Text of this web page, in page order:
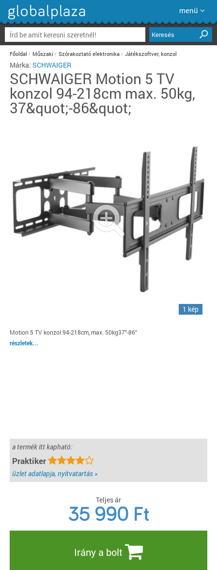
menü
Keresés
Főoldal Műszaki Szórakoztató elektronika Játékszoftver, konzol
Márka: SCHWAIGER
SCHWAIGER Motion 5 TV
konzol 94-218cm max. 50kg,
37&quot;-86&quot;
1 kép
Motion 5 TV konzol 94-218cm, max. 50kg37"-86"
részletek...
a termék itt kapható:
Praktiker
üzlet adatlapja, nyitvatartás »
Teljes ár
35 990 Ft
Irány a bolt